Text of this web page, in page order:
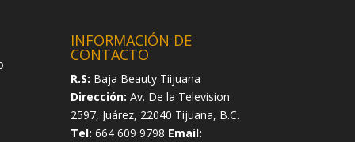
INFORMACIÓN DE
CONTACTO
R.S: Baja Beauty Tiijuana
Dirección: Av. De la Television
2597, Juárez, 22040 Tijuana, B.C.
Tel: 664 609 9798 Email: